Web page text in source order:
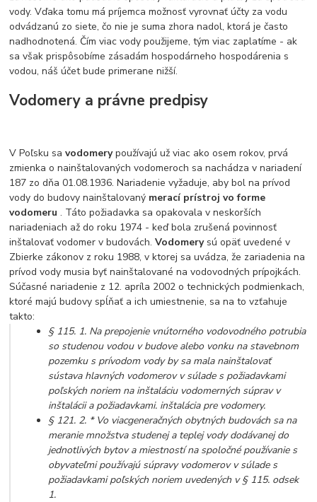
vody. Vďaka tomu má príjemca možnosť vyrovnať účty za vodu
odvádzanú zo siete, čo nie je suma zhora nadol, ktorá je často
nadhodnotená. Čím viac vody použijeme, tým viac zaplatíme - ak
sa však prispôsobíme zásadám hospodárneho hospodárenia s
vodou, náš účet bude primerane nižší.
Vodomery a právne predpisy
V Poľsku savodomerypoužívajú už viac ako osem rokov, prvá
zmienka o nainštalovaných vodomeroch sa nachádza v nariadení
187 zo dňa 01.08.1936. Nariadenie vyžaduje, aby bol na prívod
vody do budovy nainštalovaný merací prístroj vo forme
vodomeru. Táto požiadavka sa opakovala v neskorších
nariadeniach až do roku 1974 - keď bola zrušená povinnosť
inštalovať vodomer v budovách.Vodomery sú opäť uvedené v
Zbierke zákonov z roku 1988, v ktorej sa uvádza, že zariadenia na
prívod vody musia byť nainštalované na vodovodných prípojkách.
Súčasné nariadenie z 12. apríla 2002 o technických podmienkach,
ktoré majú budovy spĺňať a ich umiestnenie, sa na to vzťahuje
takto:
§ 115. 1. Na prepojenie vnútorného vodovodného potrubia
so studenou vodou v budove alebo vonku na stavebnom
pozemku s prívodom vody by sa mala nainštalovať
sústava hlavných vodomerov v súlade s požiadavkami
poľských noriem na inštaláciu vodomerných súprav v
inštalácii a požiadavkami. inštalácia pre vodomery.
§ 121. 2. * Vo viacgeneračných obytných budovách sa na
meranie množstva studenej a teplej vody dodávanej do
jednotlivých bytov a miestností na spoločné používanie s
obyvateľmi používajú súpravy vodomerov v súlade s
požiadavkami poľských noriem uvedených v § 115. odsek
1.